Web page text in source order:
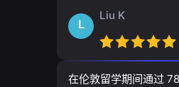
L
Liu K
在伦敦留学期间通过